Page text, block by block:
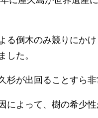
る倒木のみ競りにか
した。
杉が出回ることすら非
によって、樹の希少性